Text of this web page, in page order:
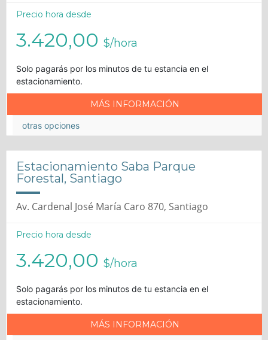
Precio hora desde
3.420,00 $/hora
Solo pagarás por los minutos de tu estancia en el
estacionamiento.
MÁS INFORMACIÓN
otras opciones
Estacionamiento Saba Parque
Forestal, Santiago
Av. Cardenal José María Caro 870, Santiago
Precio hora desde
3.420,00 $/hora
Solo pagarás por los minutos de tu estancia en el
estacionamiento.
MÁS INFORMACIÓN